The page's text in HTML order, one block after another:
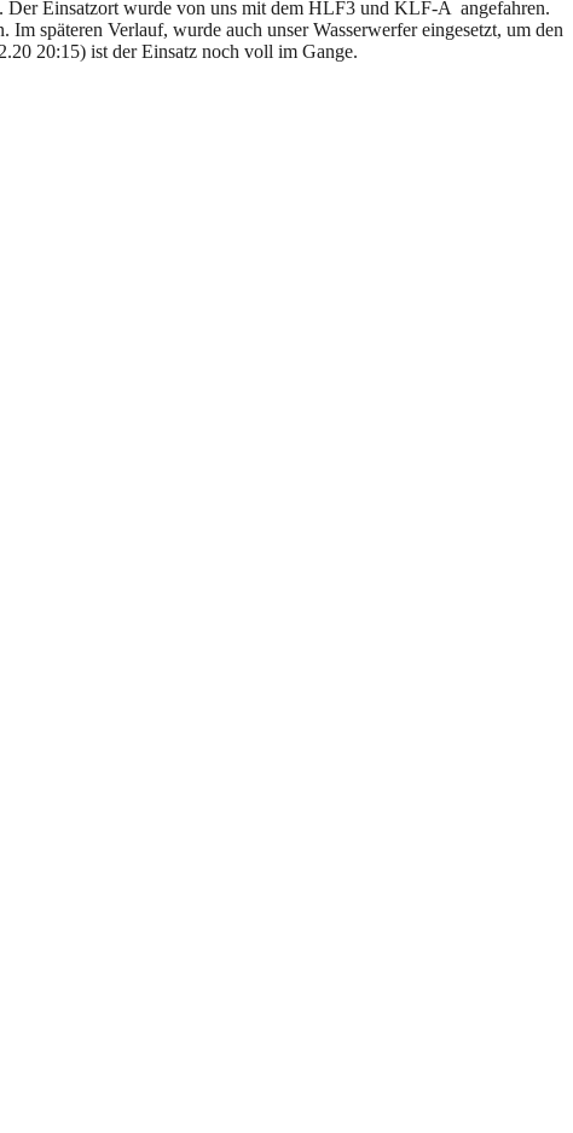
Einsatzort wurde von uns mit dem HLF3 und KLF-A angefahren.
späteren Verlauf, wurde auch unser Wasserwerfer eingesetzt, um den
20:15) ist der Einsatz noch voll im Gange.